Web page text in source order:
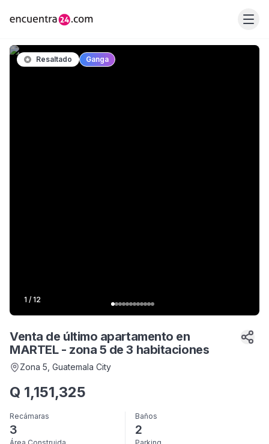
Resaltado Ganga
1 / 12
Venta de último apartamento en
MARTEL - zona 5 de 3 habitaciones
Zona 5 , Guatemala City
Q 1,151,325
Recámaras
3
Baños
2